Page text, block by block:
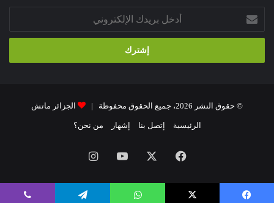
بريدك
الإلكتروني
© حقوق النشر 2026، جميع الحقوق محفوظة | الجزائر ماتش
الرئيسية إتصل بنا إشهار من نحن؟
فيسبوك ‫YouTubeانستقرام